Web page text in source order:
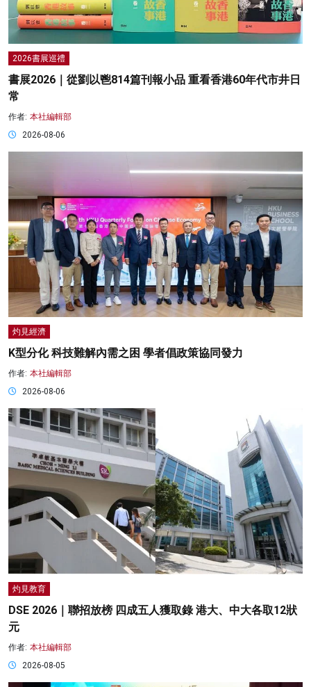
2026書展巡禮
書展2026｜從劉以鬯814篇刊報小品 重看香港60年代市井日
常
作者: 本社編輯部
2026-08-06
灼見經濟
K型分化 科技難解內需之困 學者倡政策協同發力
作者: 本社編輯部
2026-08-06
灼見教育
DSE 2026｜聯招放榜 四成五人獲取錄 港大、中大各取12狀
元
作者: 本社編輯部
2026-08-05